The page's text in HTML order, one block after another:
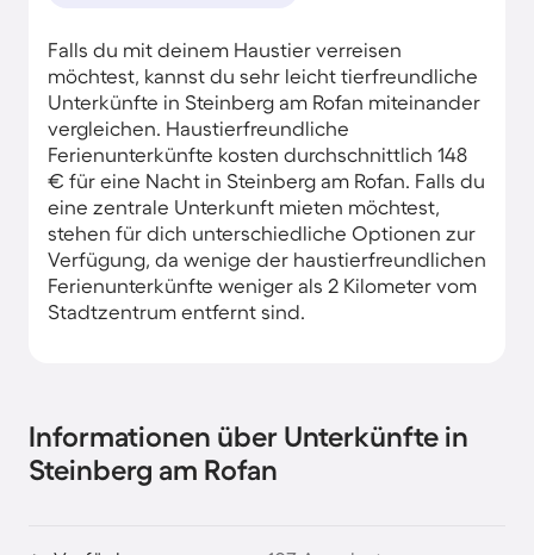
Falls du mit deinem Haustier verreisen
möchtest, kannst du sehr leicht tierfreundliche
Unterkünfte in Steinberg am Rofan miteinander
vergleichen. Haustierfreundliche
Ferienunterkünfte kosten durchschnittlich 148
€ für eine Nacht in Steinberg am Rofan. Falls du
eine zentrale Unterkunft mieten möchtest,
stehen für dich unterschiedliche Optionen zur
Verfügung, da wenige der haustierfreundlichen
Ferienunterkünfte weniger als 2 Kilometer vom
Stadtzentrum entfernt sind.
Informationen über Unterkünfte in
Steinberg am Rofan